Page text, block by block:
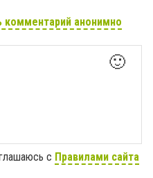
комментарий анонимно
🙂
с Правилами сайта